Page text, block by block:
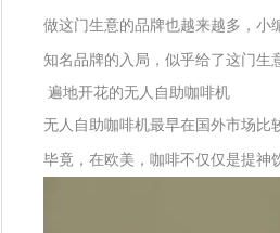
做这门生意的品牌也越来越多，小
知名品牌的入局，似乎给了这门生
遍地开花的无人自助咖啡机
无人自助咖啡机最早在国外市场比
毕竟，在欧美，咖啡不仅仅是提神